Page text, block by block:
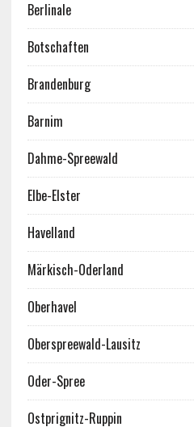
Berlinale
Botschaften
Brandenburg
Barnim
Dahme-Spreewald
Elbe-Elster
Havelland
Märkisch-Oderland
Oberhavel
Oberspreewald-Lausitz
Oder-Spree
Ostprignitz-Ruppin